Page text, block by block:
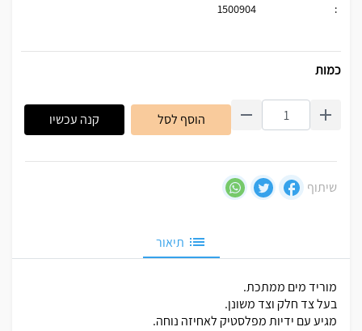
:
1500904
כמות
הוסף לסל קנה עכשיו
שיתוף
תיאור
מוריד מים ממתכת.
בעל צד חלק וצד משונן.
מגיע עם ידיות מפלסטיק לאחיזה נוחה.